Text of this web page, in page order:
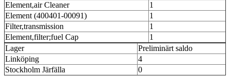
Element,air Cleaner
1
Element (400401-00091)
1
Filter,transmission
1
Element,filter;fuel Cap
1
Lager
Preliminärt saldo
Linköping
4
Stockholm Järfälla
0